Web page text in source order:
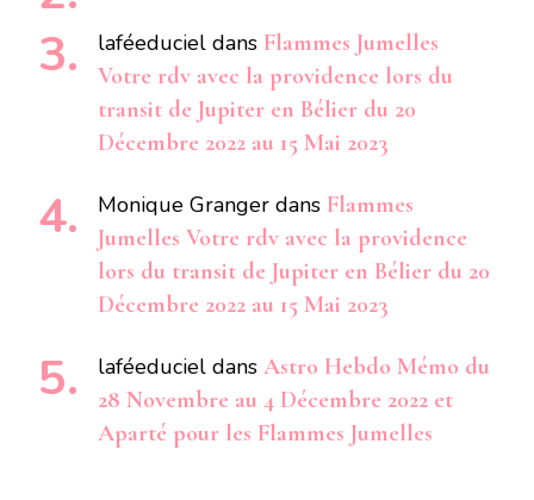
laféeduciel dans Flammes Jumelles
Votre rdv avec la providence lors du
transit de Jupiter en Bélier du 20
Décembre 2022 au 15 Mai 2023
Monique Granger dans Flammes
Jumelles Votre rdv avec la providence
lors du transit de Jupiter en Bélier du 20
Décembre 2022 au 15 Mai 2023
laféeduciel dans Astro Hebdo Mémo du
28 Novembre au 4 Décembre 2022 et
Aparté pour les Flammes Jumelles